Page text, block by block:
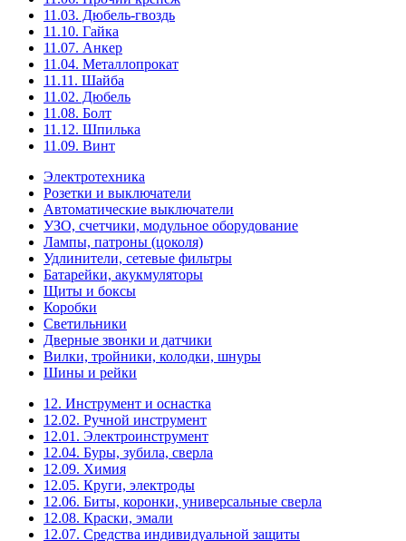
11.03. Дюбель-гвоздь
11.10. Гайка
11.07. Анкер
11.04. Металлопрокат
11.11. Шайба
11.02. Дюбель
11.08. Болт
11.12. Шпилька
11.09. Винт
Электротехника
Розетки и выключатели
Автоматические выключатели
УЗО, счетчики, модульное оборудование
Лампы, патроны (цоколя)
Удлинители, сетевые фильтры
Батарейки, акукмуляторы
Щиты и боксы
Коробки
Светильники
Дверные звонки и датчики
Вилки, тройники, колодки, шнуры
Шины и рейки
12. Инструмент и оснастка
12.02. Ручной инструмент
12.01. Электроинструмент
12.04. Буры, зубила, сверла
12.09. Химия
12.05. Круги, электроды
12.06. Биты, коронки, универсальные сверла
12.08. Краски, эмали
12.07. Средства индивидуальной защиты